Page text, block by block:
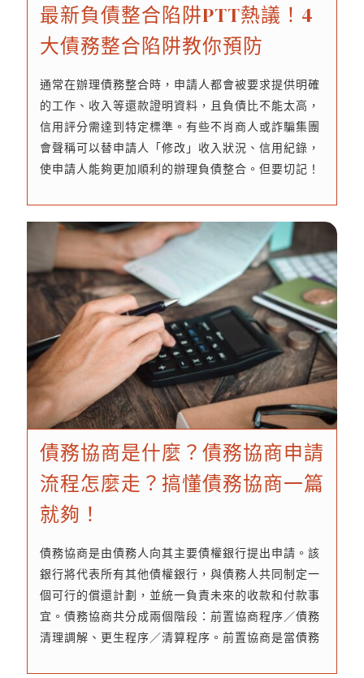
最新負債整合陷阱PTT熱議！4
大債務整合陷阱教你預防
通常在辦理債務整合時，申請人都會被要求提供明確
的工作、收入等還款證明資料，且負債比不能太高，
信用評分需達到特定標準。有些不肖商人或詐騙集團
會聲稱可以替申請人「修改」收入狀況、信用紀錄，
使申請人能夠更加順利的辦理負債整合。但要切記！
債務協商是什麼？債務協商申請
流程怎麼走？搞懂債務協商一篇
就夠！
債務協商是由債務人向其主要債權銀行提出申請。該
銀行將代表所有其他債權銀行，與債務人共同制定一
個可行的償還計劃，並統一負責未來的收款和付款事
宜。債務協商共分成兩個階段：前置協商程序／債務
清理調解、更生程序／清算程序。前置協商是當債務